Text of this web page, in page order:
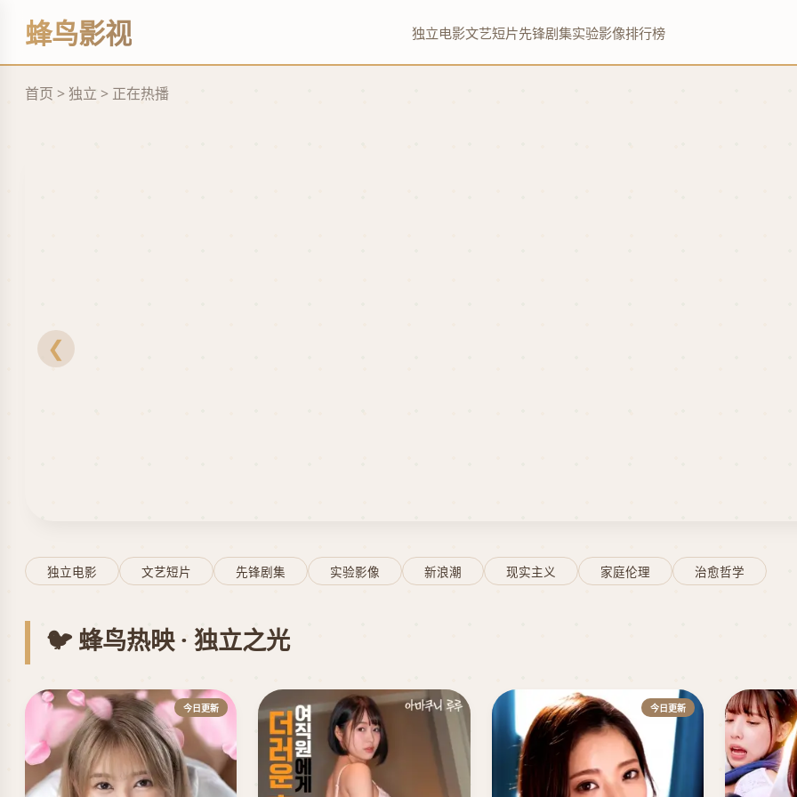
蜂鸟影视 独立电影文艺短片先锋剧集实验影像排行榜
首页 > 独立 > 正在热播
立
观
看
❮
独立电影 文艺短片 先锋剧集 实验影像 新浪潮 现实主义 家庭伦理 治愈哲学
🐦 蜂鸟热映 · 独立之光
今日更新 今日更新